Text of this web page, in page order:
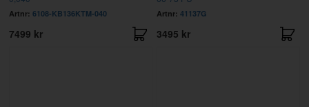
Artnr: 6108-KB136KTM-040
7499 kr
Artnr: 41137G
3495 kr